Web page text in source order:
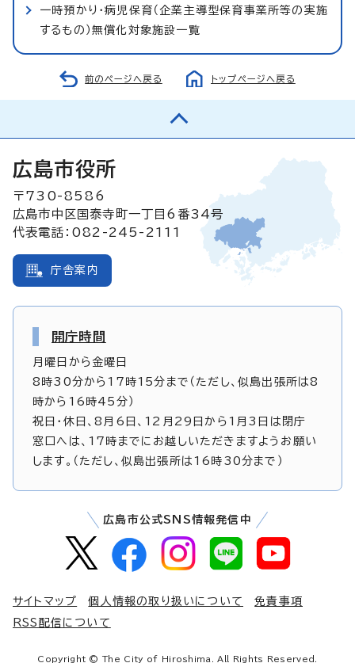
一時預かり・病児保育（企業主導型保育事業所等の実施
するもの）無償化対象施設一覧
前のページへ戻る トップページへ戻る
広島市役所
〒730-8586
広島市中区国泰寺町一丁目6番34号
代表電話：082-245-2111
庁舎案内
開庁時間
月曜日から金曜日
8時30分から17時15分まで（ただし、似島出張所は8
時から16時45分）
祝日・休日、8月6日、12月29日から1月3日は閉庁
窓口へは、17時までにお越しいただきますようお願い
します。（ただし、似島出張所は16時30分まで）
広島市公式SNS情報発信中
サイトマップ 個人情報の取り扱いについて
免責事項
RSS配信について
Copyright © The City of Hiroshima. All Rights Reserved.